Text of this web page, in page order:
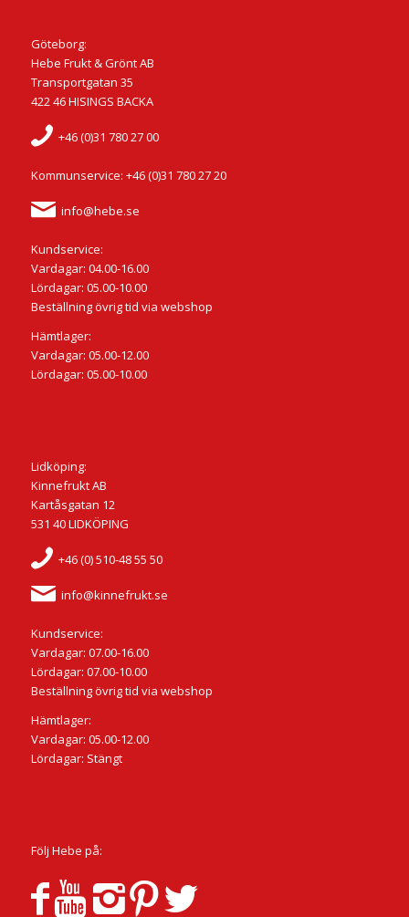
Göteborg:
Hebe Frukt & Grönt AB
Transportgatan 35
422 46 HISINGS BACKA
+46 (0)31 780 27 00
Kommunservice: +46 (0)31 780 27 20
info@hebe.se
Kundservice:
Vardagar: 04.00-16.00
Lördagar: 05.00-10.00
Beställning övrig tid via webshop
Hämtlager:
Vardagar: 05.00-12.00
Lördagar: 05.00-10.00
Lidköping:
Kinnefrukt AB
Kartåsgatan 12
531 40 LIDKÖPING
+46 (0) 510-48 55 50
info@kinnefrukt.se
Kundservice:
Vardagar: 07.00-16.00
Lördagar: 07.00-10.00
Beställning övrig tid via webshop
Hämtlager:
Vardagar: 05.00-12.00
Lördagar: Stängt
Följ Hebe på: